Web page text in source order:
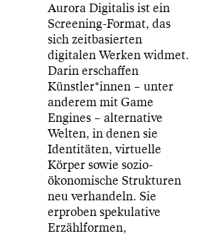
Aurora Digitalis ist ein
Screening-Format, das
sich zeitbasierten
digitalen Werken widmet.
Darin erschaffen
Künstler*innen – unter
anderem mit Game
Engines – alternative
Welten, in denen sie
Identitäten, virtuelle
Körper sowie sozio-
ökonomische Strukturen
neu verhandeln. Sie
erproben spekulative
Erzählformen,